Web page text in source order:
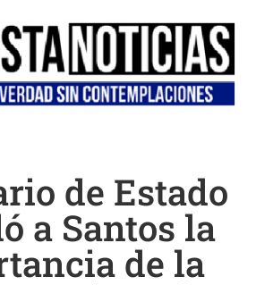
de Estado
a Santos la
de la